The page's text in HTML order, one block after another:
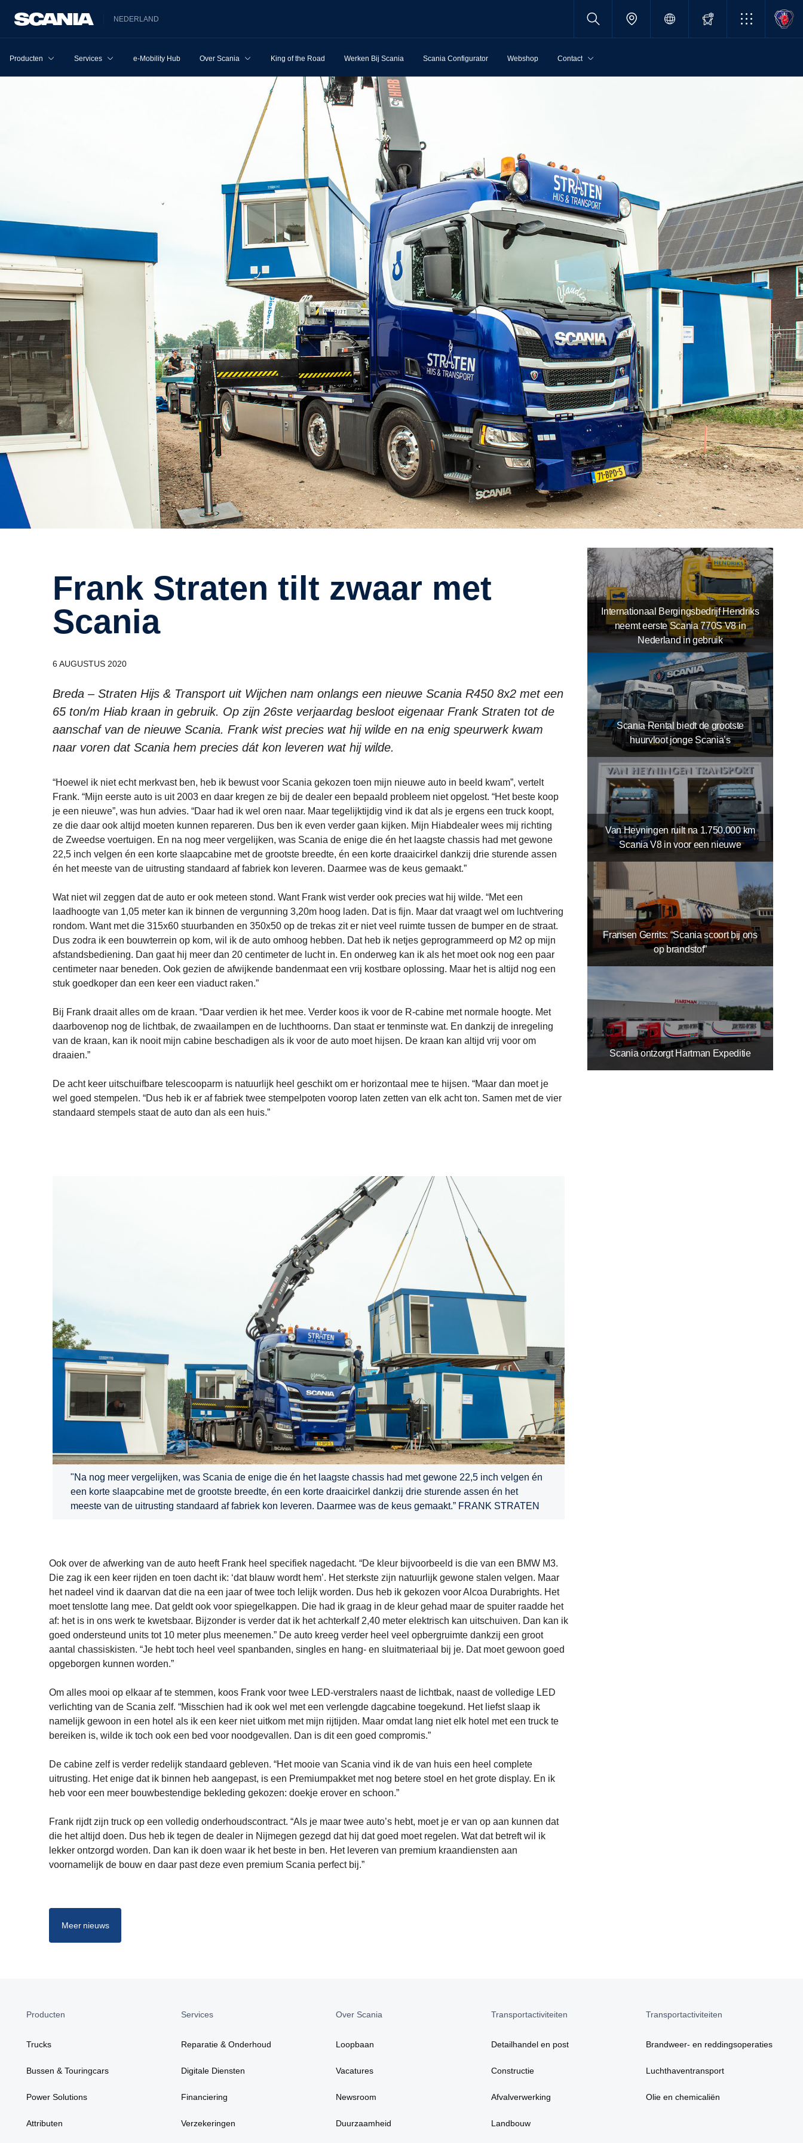
NEDERLAND
Producten Services e-Mobility Hub Over Scania King of the Road Werken Bij Scania Scania Configurator Webshop Contact
Frank Straten tilt zwaar met
Scania
6 AUGUSTUS 2020
Breda – Straten Hijs & Transport uit Wijchen nam onlangs een nieuwe Scania R450 8x2 met een
65 ton/m Hiab kraan in gebruik. Op zijn 26ste verjaardag besloot eigenaar Frank Straten tot de
aanschaf van de nieuwe Scania. Frank wist precies wat hij wilde en na enig speurwerk kwam
naar voren dat Scania hem precies dát kon leveren wat hij wilde.
“Hoewel ik niet echt merkvast ben, heb ik bewust voor Scania gekozen toen mijn nieuwe auto in beeld kwam”, vertelt
Frank. “Mijn eerste auto is uit 2003 en daar kregen ze bij de dealer een bepaald probleem niet opgelost. “Het beste koop
je een nieuwe”, was hun advies. “Daar had ik wel oren naar. Maar tegelijktijdig vind ik dat als je ergens een truck koopt,
ze die daar ook altijd moeten kunnen repareren. Dus ben ik even verder gaan kijken. Mijn Hiabdealer wees mij richting
de Zweedse voertuigen. En na nog meer vergelijken, was Scania de enige die én het laagste chassis had met gewone
22,5 inch velgen én een korte slaapcabine met de grootste breedte, én een korte draaicirkel dankzij drie sturende assen
én het meeste van de uitrusting standaard af fabriek kon leveren. Daarmee was de keus gemaakt.”
Wat niet wil zeggen dat de auto er ook meteen stond. Want Frank wist verder ook precies wat hij wilde. “Met een
laadhoogte van 1,05 meter kan ik binnen de vergunning 3,20m hoog laden. Dat is fijn. Maar dat vraagt wel om luchtvering
rondom. Want met die 315x60 stuurbanden en 350x50 op de trekas zit er niet veel ruimte tussen de bumper en de straat.
Dus zodra ik een bouwterrein op kom, wil ik de auto omhoog hebben. Dat heb ik netjes geprogrammeerd op M2 op mijn
afstandsbediening. Dan gaat hij meer dan 20 centimeter de lucht in. En onderweg kan ik als het moet ook nog een paar
centimeter naar beneden. Ook gezien de afwijkende bandenmaat een vrij kostbare oplossing. Maar het is altijd nog een
stuk goedkoper dan een keer een viaduct raken.”
Bij Frank draait alles om de kraan. “Daar verdien ik het mee. Verder koos ik voor de R-cabine met normale hoogte. Met
daarbovenop nog de lichtbak, de zwaailampen en de luchthoorns. Dan staat er tenminste wat. En dankzij de inregeling
van de kraan, kan ik nooit mijn cabine beschadigen als ik voor de auto moet hijsen. De kraan kan altijd vrij voor om
draaien.”
De acht keer uitschuifbare telescooparm is natuurlijk heel geschikt om er horizontaal mee te hijsen. “Maar dan moet je
wel goed stempelen. “Dus heb ik er af fabriek twee stempelpoten voorop laten zetten van elk acht ton. Samen met de vier
standaard stempels staat de auto dan als een huis.”
"Na nog meer vergelijken, was Scania de enige die én het laagste chassis had met gewone 22,5 inch velgen én
een korte slaapcabine met de grootste breedte, én een korte draaicirkel dankzij drie sturende assen én het
meeste van de uitrusting standaard af fabriek kon leveren. Daarmee was de keus gemaakt.” FRANK STRATEN
Ook over de afwerking van de auto heeft Frank heel specifiek nagedacht. “De kleur bijvoorbeeld is die van een BMW M3.
Die zag ik een keer rijden en toen dacht ik: ‘dat blauw wordt hem’. Het sterkste zijn natuurlijk gewone stalen velgen. Maar
het nadeel vind ik daarvan dat die na een jaar of twee toch lelijk worden. Dus heb ik gekozen voor Alcoa Durabrights. Het
moet tenslotte lang mee. Dat geldt ook voor spiegelkappen. Die had ik graag in de kleur gehad maar de spuiter raadde het
af: het is in ons werk te kwetsbaar. Bijzonder is verder dat ik het achterkalf 2,40 meter elektrisch kan uitschuiven. Dan kan ik
goed ondersteund units tot 10 meter plus meenemen.” De auto kreeg verder heel veel opbergruimte dankzij een groot
aantal chassiskisten. “Je hebt toch heel veel spanbanden, singles en hang- en sluitmateriaal bij je. Dat moet gewoon goed
opgeborgen kunnen worden.”
Om alles mooi op elkaar af te stemmen, koos Frank voor twee LED-verstralers naast de lichtbak, naast de volledige LED
verlichting van de Scania zelf. “Misschien had ik ook wel met een verlengde dagcabine toegekund. Het liefst slaap ik
namelijk gewoon in een hotel als ik een keer niet uitkom met mijn rijtijden. Maar omdat lang niet elk hotel met een truck te
bereiken is, wilde ik toch ook een bed voor noodgevallen. Dan is dit een goed compromis.”
De cabine zelf is verder redelijk standaard gebleven. “Het mooie van Scania vind ik de van huis een heel complete
uitrusting. Het enige dat ik binnen heb aangepast, is een Premiumpakket met nog betere stoel en het grote display. En ik
heb voor een meer bouwbestendige bekleding gekozen: doekje erover en schoon.”
Frank rijdt zijn truck op een volledig onderhoudscontract. “Als je maar twee auto’s hebt, moet je er van op aan kunnen dat
die het altijd doen. Dus heb ik tegen de dealer in Nijmegen gezegd dat hij dat goed moet regelen. Wat dat betreft wil ik
lekker ontzorgd worden. Dan kan ik doen waar ik het beste in ben. Het leveren van premium kraandiensten aan
voornamelijk de bouw en daar past deze even premium Scania perfect bij.”
Meer nieuws
Internationaal Bergingsbedrijf Hendriks
neemt eerste Scania 770S V8 in
Nederland in gebruik
Scania Rental biedt de grootste
huurvloot jonge Scania’s
Van Heyningen ruilt na 1.750.000 km
Scania V8 in voor een nieuwe
Fransen Gerrits: “Scania scoort bij ons
op brandstof”
Scania ontzorgt Hartman Expeditie
Producten
Trucks
Bussen & Touringcars
Power Solutions
Attributen
Services
Reparatie & Onderhoud
Digitale Diensten
Financiering
Verzekeringen
Over Scania
Loopbaan
Vacatures
Newsroom
Duurzaamheid
Transportactiviteiten
Detailhandel en post
Constructie
Afvalverwerking
Landbouw
Transportactiviteiten
Brandweer- en reddingsoperaties
Luchthaventransport
Olie en chemicaliën